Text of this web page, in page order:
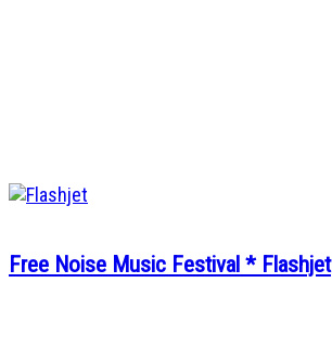
Free Noise Music Festival * Flashjet